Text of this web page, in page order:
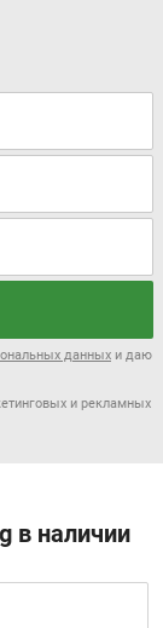
-
191 км/ч
-
-
9.0/100км
50 л
1629 мм
2675 мм
данных и даю
и рекламных
в наличии